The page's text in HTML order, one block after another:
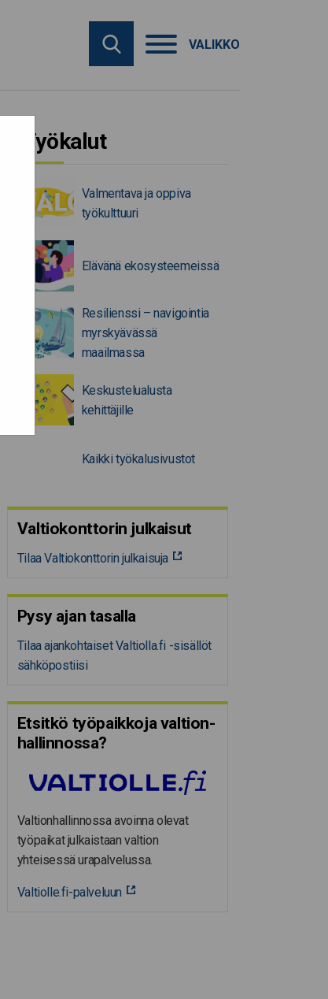
VALIKKO
Työkalut
Valmentava ja oppiva
työkulttuuri
Elävänä ekosysteemeissä
Resilienssi – navigointia
myrskyävässä
maailmassa
Keskustelualusta
kehittäjille
Kaikki työkalusivustot
Valtiokonttorin julkaisut
Tilaa Valtiokonttorin julkaisuja
Pysy ajan tasalla
Tilaa ajankohtaiset Valtiolla.fi -sisällöt
sähköpostiisi
Etsitkö työpaikkoja valtion­
hal­lin­nossa?
Valtionhallinnossa avoinna olevat
työpaikat julkaistaan valtion
yhteisessä urapalvelussa.
Valtiolle.fi-palveluun